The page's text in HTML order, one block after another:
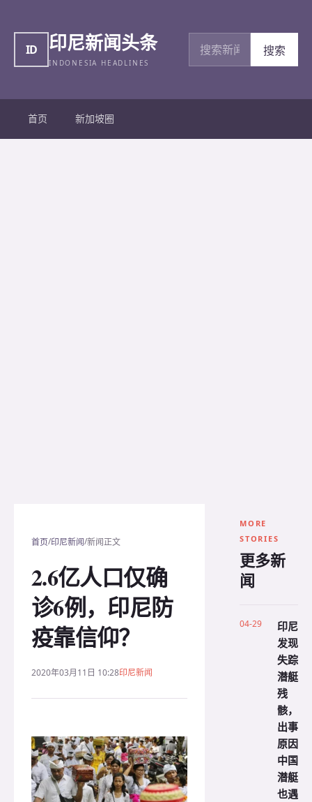
ID 印尼新闻头条
INDONESIA HEADLINES
搜索新闻
搜索
首页 新加坡圈
首页/印尼新闻/新闻正文
2.6亿人口仅确
诊6例，印尼防
疫靠信仰？
2020年03月11日 10:28印尼新闻
MORE
STORIES
更多新
闻
04-29
印尼
发现
失踪
潜艇
残
骸，
出事
原因
中国
潜艇
也遇